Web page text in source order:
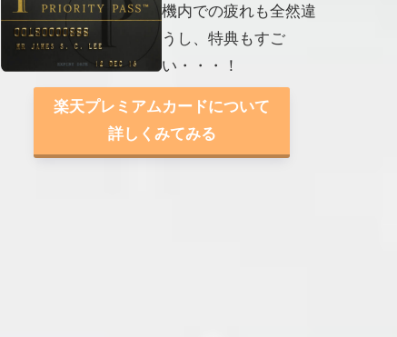
機内での疲れも全然違
うし、特典もすご
い・・・！
楽天プレミアムカードについて
詳しくみてみる